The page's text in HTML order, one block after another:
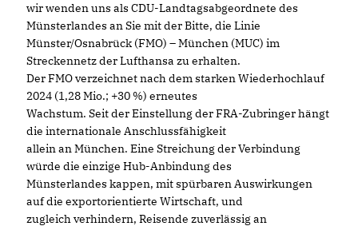
wir wenden uns als CDU-Landtagsabgeordnete des
Münsterlandes an Sie mit der Bitte, die Linie
Münster/Osnabrück (FMO) – München (MUC) im
Streckennetz der Lufthansa zu erhalten.
Der FMO verzeichnet nach dem starken Wiederhochlauf
2024 (1,28 Mio.; +30 %) erneutes
Wachstum. Seit der Einstellung der FRA-Zubringer hängt
die internationale Anschlussfähigkeit
allein an München. Eine Streichung der Verbindung
würde die einzige Hub-Anbindung des
Münsterlandes kappen, mit spürbaren Auswirkungen
auf die exportorientierte Wirtschaft, und
zugleich verhindern, Reisende zuverlässig an